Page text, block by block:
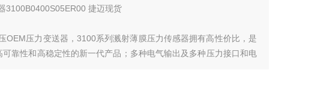
3100B0400S05ER00 捷迈现货
OEM压力变送器，3100系列溅射薄膜压力传感器拥有高性价比，是
靠性和高稳定性的新一代产品；多种电气输出及多种压力接口和电